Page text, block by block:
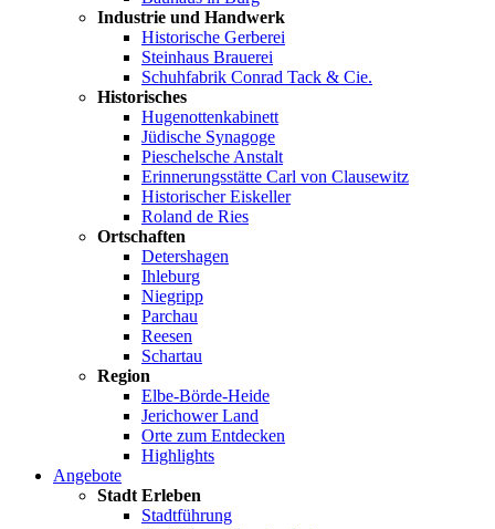
Industrie und Handwerk
Historische Gerberei
Steinhaus Brauerei
Schuhfabrik Conrad Tack & Cie.
Historisches
Hugenottenkabinett
Jüdische Synagoge
Pieschelsche Anstalt
Erinnerungsstätte Carl von Clausewitz
Historischer Eiskeller
Roland de Ries
Ortschaften
Detershagen
Ihleburg
Niegripp
Parchau
Reesen
Schartau
Region
Elbe-Börde-Heide
Jerichower Land
Orte zum Entdecken
Highlights
Angebote
Stadt Erleben
Stadtführung